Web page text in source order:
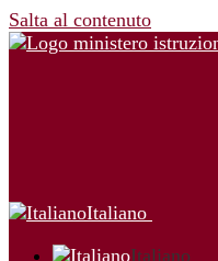
Salta al contenuto
Italiano
Italiano